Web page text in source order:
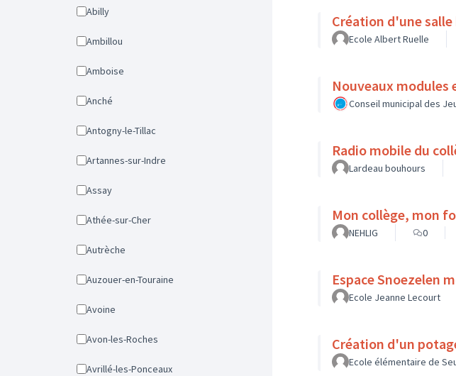
Abilly
Ambillou
Amboise
Anché
Antogny-le-Tillac
Artannes-sur-Indre
Assay
Athée-sur-Cher
Autrèche
Auzouer-en-Touraine
Avoine
Avon-les-Roches
Avrillé-les-Ponceaux
Création d'une
Ecole Albert Ruelle
Nouveaux modules
Conseil municipal des
Radio mobile du
Lardeau bouhours
Mon collège, mon
NEHLIG 0
Espace Snoezelen
Ecole Jeanne Lecourt
Création d'un
Ecole élémentaire de